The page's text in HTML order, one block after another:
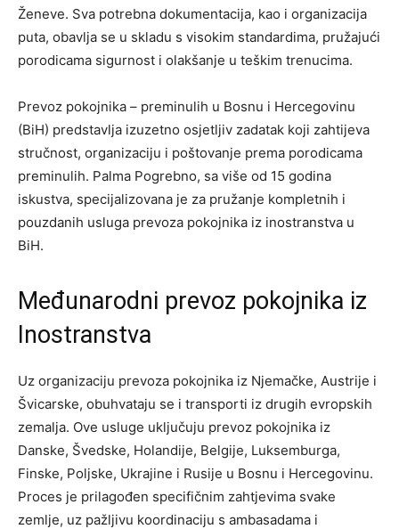
Ženeve. Sva potrebna dokumentacija, kao i organizacija
puta, obavlja se u skladu s visokim standardima, pružajući
porodicama sigurnost i olakšanje u teškim trenucima.
Prevoz pokojnika – preminulih u Bosnu i Hercegovinu
(BiH) predstavlja izuzetno osjetljiv zadatak koji zahtijeva
stručnost, organizaciju i poštovanje prema porodicama
preminulih. Palma Pogrebno, sa više od 15 godina
iskustva, specijalizovana je za pružanje kompletnih i
pouzdanih usluga prevoza pokojnika iz inostranstva u
BiH.
Međunarodni prevoz pokojnika iz
Inostranstva
Uz organizaciju prevoza pokojnika iz Njemačke, Austrije i
Švicarske, obuhvataju se i transporti iz drugih evropskih
zemalja. Ove usluge uključuju prevoz pokojnika iz
Danske, Švedske, Holandije, Belgije, Luksemburga,
Finske, Poljske, Ukrajine i Rusije u Bosnu i Hercegovinu.
Proces je prilagođen specifičnim zahtjevima svake
zemlje, uz pažljivu koordinaciju s ambasadama i